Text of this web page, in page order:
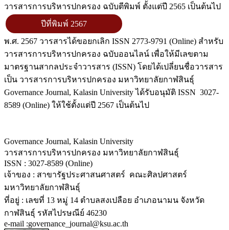
วารสารการบริหารปกครอง ฉบับตีพิมพ์ ตั้งแต่ปี 2565 เป็นต้นไป
ปีที่พิมพ์ 2567
พ.ศ. 2567 วารสารได้ขอยกเลิก ISSN 2773-9791 (Online) สำหรับ
วารสารการบริหารปกครอง ฉบับออนไลน์ เพื่อให้มีเลขตาม
มาตรฐานสากลประจำวารสาร (ISSN) โดยได้เปลี่ยนชื่อวารสาร
เป็น วารสารการบริหารปกครอง มหาวิทยาลัยกาฬสินธุ์
Governance Journal, Kalasin University ได้รับอนุมัติ ISSN 3027-
8589 (Online) ให้ใช้ตั้งแต่ปี 2567 เป็นต้นไป
Governance Journal, Kalasin University
วารสารการบริหารปกครอง มหาวิทยาลัยกาฬสินธุ์
ISSN : 3027-8589 (Online)
เจ้าของ : สาขารัฐประศาสนศาสตร์ คณะศิลปศาสตร์
มหาวิทยาลัยกาฬสินธุ์
ที่อยู่ : เลขที่ 13 หมู่ 14 ตำบลสงเปลือย อำเภอนามน จังหวัด
กาฬสินธุ์ รหัสไปรษณีย์ 46230
e-mail :governance_journal@ksu.ac.th